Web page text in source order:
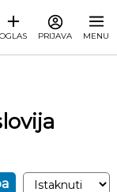
OGLAS PRIJAVA MENU